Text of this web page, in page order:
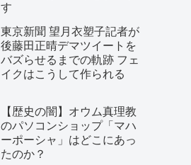
す
東京新聞 望月衣塑子記者が
後藤田正晴デマツイートを
バズらせるまでの軌跡 フェ
イクはこうして作られる
【歴史の闇】オウム真理教
のパソコンショップ「マハ
ーポーシャ」はどこにあっ
たのか？